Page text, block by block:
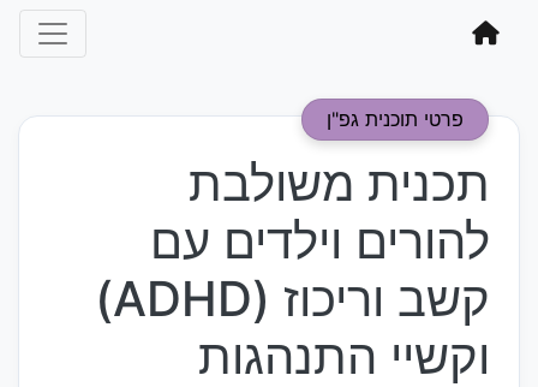
פרטי תוכנית גפ"ן
תכנית משולבת
להורים וילדים עם
קשב וריכוז (ADHD)
וקשיי התנהגות